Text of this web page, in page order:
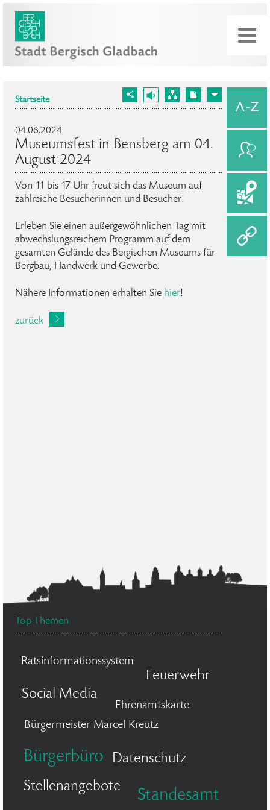
Startseite
04.06.2024
Museumsfest in Bensberg am 04.
August 2024
Von 11 bis 17 Uhr freut sich das Museum auf
zahlreiche Besucherinnen und Besucher!
Erleben Sie einen außergewöhnlichen Tag mit
abwechslungsreichem Programm auf dem
gesamten Gelände des Bergischen Museums für
Bergbau, Handwerk und Gewerbe.
Nähere Informationen erhalten Sie hier!
zurück
Top Themen
Ratsinformationssystem
Feuerwehr
Social Media
Ehrenamtskarte
Bürgermeister Marcel Kreutz
Bürgerbüro
Datenschutz
Stellenangebote
Standesamt